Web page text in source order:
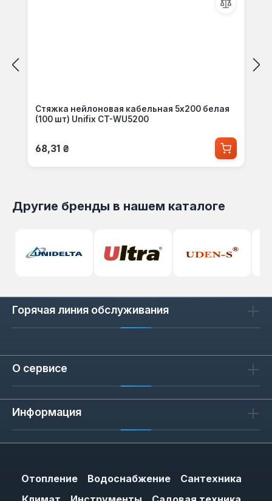
Стяжка нейлоновая кабельная 5x200 белая
(100 шт) Unifix CT-WU5200
Обычная цена:
68,31 ₴
Другие бренды в нашем каталоге
Горячая линия обслуживания
О сервисе
Информация
Отопление Водоснабжение
Сантехника